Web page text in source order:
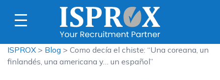
ISPROX > Blog > Como decía el chiste: “Una coreana, un
finlandés, una americana y… un español”